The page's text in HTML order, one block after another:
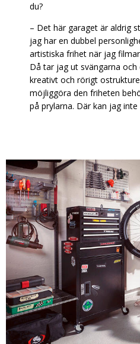
du?
– Det här garaget är aldrig
jag har en dubbel
artistiska frihet när jag
Då tar jag ut svängarna
kreativt och rörigt
möjliggöra den friheten
på prylarna. Där kan jag